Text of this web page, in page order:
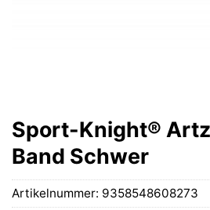
Sport-Knight®
Band Schwer
Artikelnummer: 9358548608273